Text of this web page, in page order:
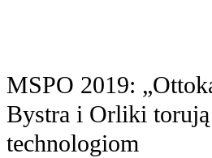
MSPO 2019:
Bystra i Orliki
technologiom